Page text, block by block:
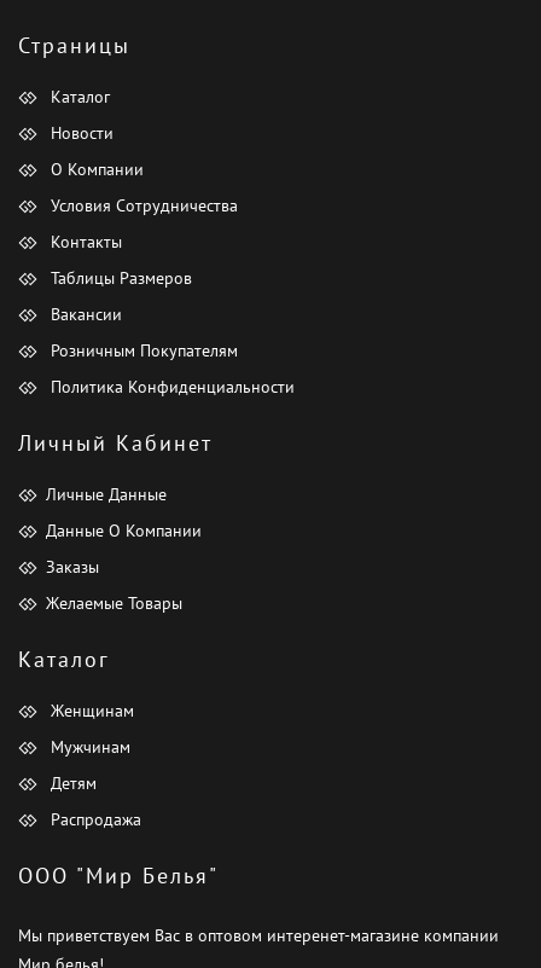
Страницы
Каталог
Новости
О Компании
Условия Сотрудничества
Контакты
Таблицы Размеров
Вакансии
Розничным Покупателям
Политика Конфиденциальности
Личный Кабинет
Личные Данные
Данные О Компании
Заказы
Желаемые Товары
Каталог
Женщинам
Мужчинам
Детям
Распродажа
ООО "Мир Белья"
Мы приветствуем Вас в оптовом интеренет-магазине компании